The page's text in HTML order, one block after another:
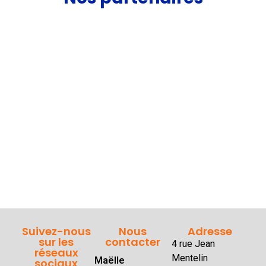
Suivez-nous
sur les
réseaux
Nous
contacter
Maëlle
Adresse
4 rue Jean
Mentelin